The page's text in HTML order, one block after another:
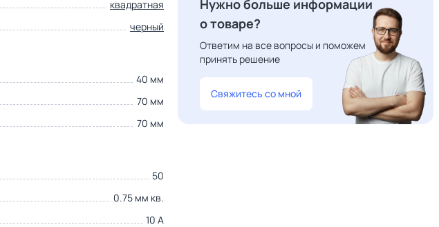
квадратная
черный
40 мм
70 мм
70 мм
50
0.75 мм кв.
10 А
Нужно больше информации
о товаре?
Ответим на все вопросы и поможем
принять решение
Свяжитесь со мной